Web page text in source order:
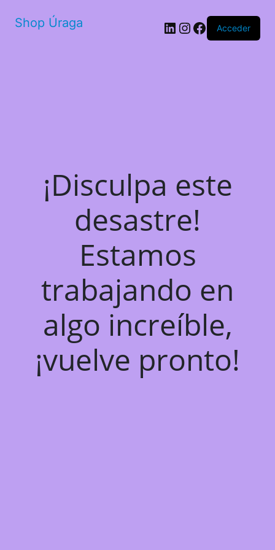
Shop Úraga LinkedIn
Instagram
Facebook
Acceder
¡Disculpa este
desastre!
Estamos
trabajando en
algo increíble,
¡vuelve pronto!